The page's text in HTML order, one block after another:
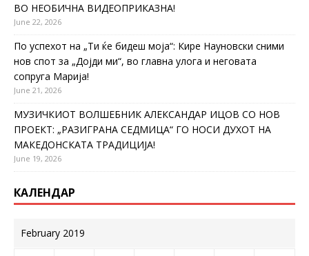
ВО НЕОБИЧНА ВИДЕОПРИКАЗНА!
June 22, 2026
По успехот на „Ти ќе бидеш моја“: Кире Науновски сними
нов спот за „Дојди ми“, во главна улога и неговата
сопруга Марија!
June 21, 2026
МУЗИЧКИОТ ВОЛШЕБНИК АЛЕКСАНДАР ИЦОВ СО НОВ
ПРОЕКТ: „РАЗИГРАНА СЕДМИЦА“ ГО НОСИ ДУХОТ НА
МАКЕДОНСКАТА ТРАДИЦИЈА!
June 19, 2026
КАЛЕНДАР
February 2019